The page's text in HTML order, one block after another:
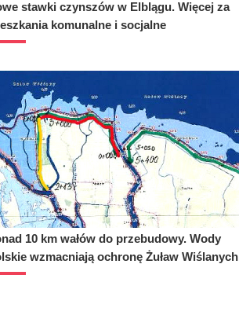
stawki czynszów w Elblągu. Więcej za
komunalne i socjalne
10 km wałów do przebudowy. Wody
wzmacniają ochronę Żuław Wiślanych